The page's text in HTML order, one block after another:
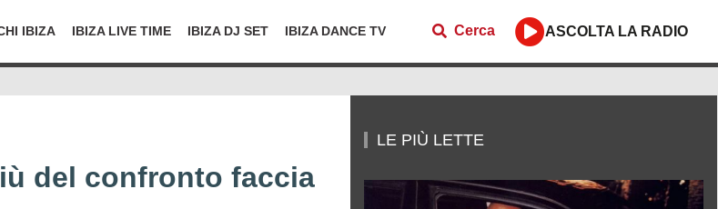
IBIZA IBIZA LIVE TIME IBIZA DJ SET IBIZA DANCE TV Cerca ASCOLTA LA RADIO
del confronto faccia
LE PIÙ LETTE